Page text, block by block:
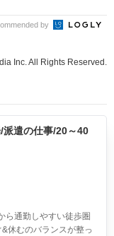
by
Inc. All Rights Reserved.
派遣の仕事/20～40
ら通勤しやすい徒歩圏
休むのバランスが整っ